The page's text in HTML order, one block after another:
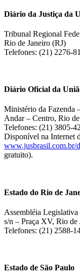
Diário da Justiça da
Tribunal Regional
Rio de Janeiro (RJ)
Telefones: (21) 2276-
Diário Oficial da
Ministério da Fazenda
Andar – Centro, Rio
Telefones: (21) 3805-
Disponível na Internet
www.jusbrasil.com.br/
gratuito).
Estado do Rio de
Assembléia
s/n – Praça XV, Rio de
Telefones: (21) 2588-
Estado de São Paulo